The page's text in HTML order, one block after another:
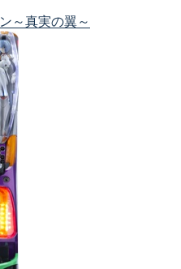
～真実の翼～